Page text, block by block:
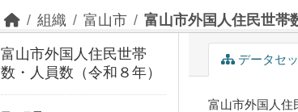
組織 富山市 富山市外国人住民世帯
富山市外国人住民世帯
数・人員数（令和８年）
データセ
富山市外国人住